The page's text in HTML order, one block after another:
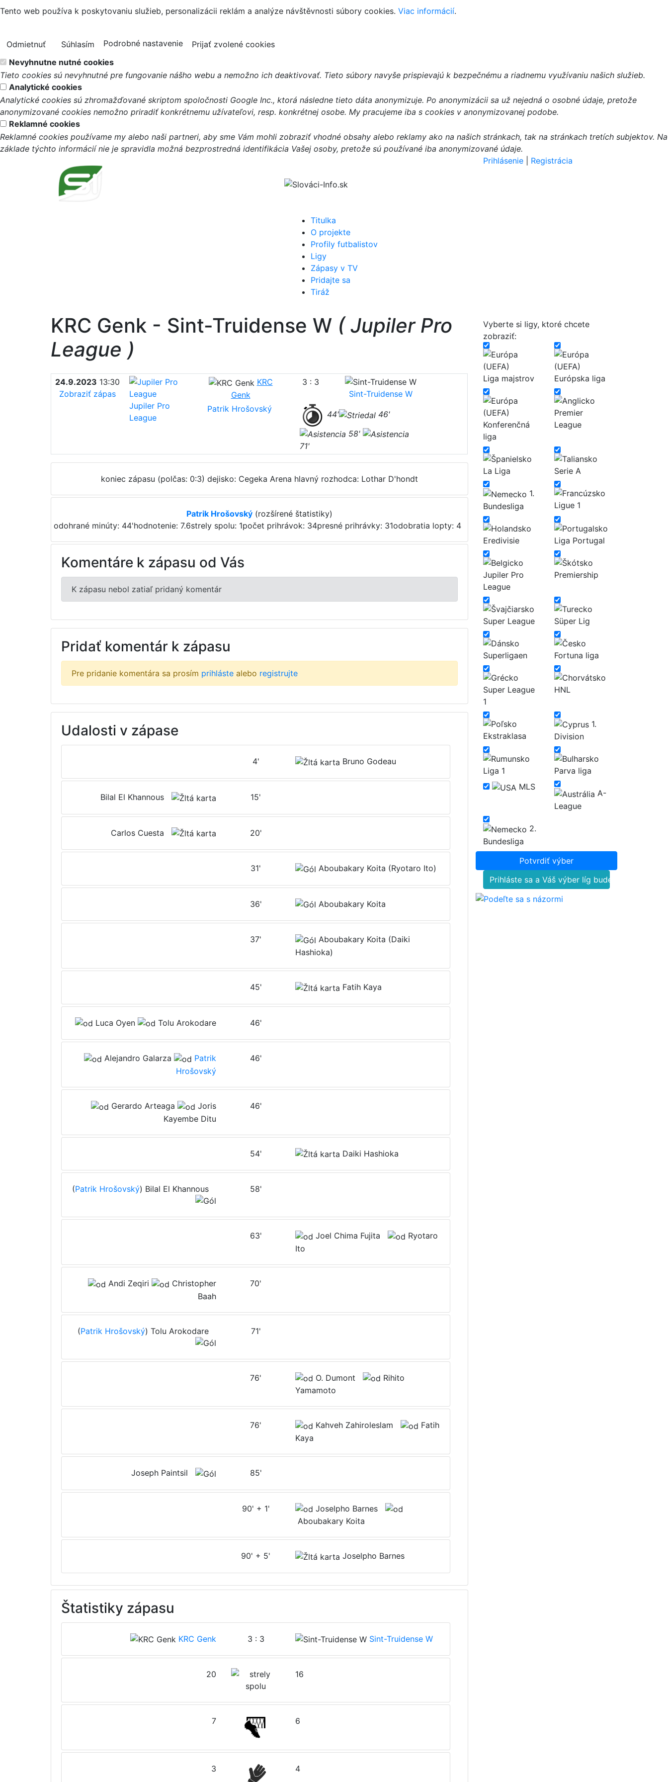
Tento web používa k poskytovaniu služieb, personalizácii reklám a analýze návštěvnosti súbory cookies. Viac informácií.
Odmietnuť Súhlasím Podrobné nastavenie
Prijať zvolené cookies
Nevyhnutne nutné cookies
Tieto cookies sú nevyhnutné pre fungovanie nášho webu a nemožno ich deaktivovať. Tieto súbory navyše prispievajú k bezpečnému a riadnemu využívaniu našich služieb.
Analytické cookies
Analytické cookies sú zhromažďované skriptom spoločnosti Google Inc., ktorá následne tieto dáta anonymizuje. Po anonymizácii sa už nejedná o osobné údaje, pretože
anonymizované cookies nemožno priradiť konkrétnemu užívateľovi, resp. konkrétnej osobe. My pracujeme iba s cookies v anonymizovanej podobe.
Reklamné cookies
Reklamné cookies používame my alebo naši partneri, aby sme Vám mohli zobraziť vhodné obsahy alebo reklamy ako na našich stránkach, tak na stránkach tretích subjektov. Na
základe týchto informácií nie je spravidla možná bezprostredná identifikácia Vašej osoby, pretože sú používané iba anonymizované údaje.
Prihlásenie
Registrácia
Titulka
O projekte
Profily futbalistov
Ligy
Zápasy v TV
Pridajte sa
Tiráž
KRC Genk - Sint-Truidense W ( Jupiler Pro
League )
24.9.2023 13:30
Zobraziť zápas
Jupiler Pro
League
KRC
Genk
3 : 3
Sint-Truidense W
Patrik Hrošovský
44'
46'
58'
71'
koniec zápasu (polčas: 0:3) dejisko: Cegeka Arena hlavný rozhodca: Lothar D'hondt
Patrik Hrošovský (rozšírené štatistiky)
odohrané minúty: 44'hodnotenie: 7.6strely spolu: 1počet prihrávok: 34presné prihrávky: 31odobratia lopty: 4
Komentáre k zápasu od Vás
K zápasu nebol zatiaľ pridaný komentár
Pridať komentár k zápasu
Pre pridanie komentára sa prosím prihláste alebo registrujte
Udalosti v zápase
4' Bruno Godeau
Bilal El Khannous 15'
Carlos Cuesta 20'
31' Aboubakary Koita (Ryotaro Ito)
36' Aboubakary Koita
37'
Aboubakary Koita (Daiki
Hashioka)
45' Fatih Kaya
Luca Oyen Tolu Arokodare 46'
Alejandro Galarza
Patrik
Hrošovský
46'
Gerardo Arteaga
Joris
Kayembe Ditu
46'
54' Daiki Hashioka
(Patrik Hrošovský) Bilal El Khannous 58'
63' Joel Chima Fujita
Ryotaro
Ito
Andi Zeqiri
Christopher
Baah
70'
(Patrik Hrošovský) Tolu Arokodare 71'
76' O. Dumont
Rihito
Yamamoto
76' Kahveh Zahiroleslam
Fatih
Kaya
Joseph Paintsil 85'
90' + 1'
Joselpho Barnes
Aboubakary Koita
90' + 5' Joselpho Barnes
Štatistiky zápasu
KRC Genk 3 : 3 Sint-Truidense W
20 16
7 6
3 4
Vyberte si ligy, ktoré chcete
zobraziť:
Liga majstrov Európska liga
Konferenčná
liga
Premier
League
La Liga Serie A
1.
Bundesliga
Ligue 1
Eredivisie Liga Portugal
Jupiler Pro
League
Premiership
Super League Süper Lig
Superligaen Fortuna liga
Super League
1
HNL
Ekstraklasa
1.
Division
Liga 1
Parva liga
MLS
A-
League
2.
Bundesliga
Prihláste sa a Váš výber líg bude zapamätaný.